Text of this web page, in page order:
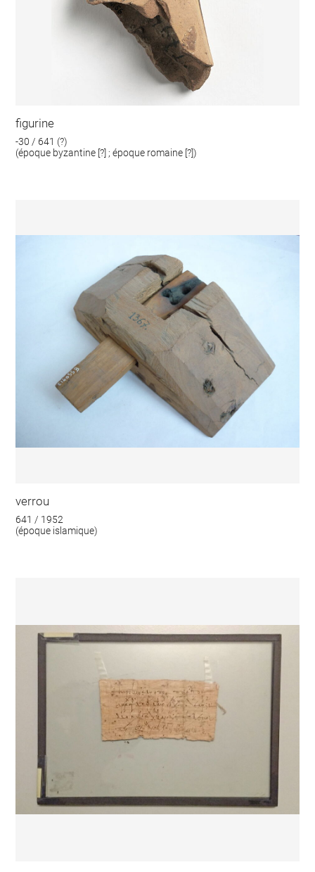
figurine
-30 / 641 (?)
(époque byzantine [?] ; époque romaine [?])
verrou
641 / 1952
(époque islamique)